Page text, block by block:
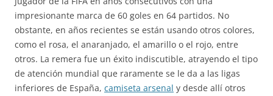
impresionante marca de 60 goles en 64 partidos. No
obstante, en años recientes se están usando otros colores,
como el rosa, el anaranjado, el amarillo o el rojo, entre
otros. La remera fue un éxito indiscutible, atrayendo el tipo
de atención mundial que raramente se le da a las ligas
inferiores de España, camiseta arsenal y desde allí otros